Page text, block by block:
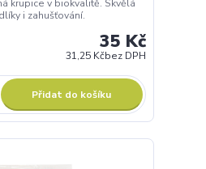
krupice v biokvalitě. Skvělá
i zahušťování.
35 Kč
31,25 Kčbez DPH
Přidat do košíku